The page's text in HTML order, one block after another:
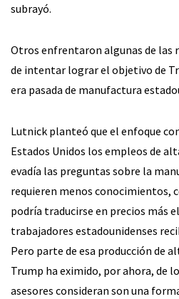
subrayó.
Otros enfrentaron algunas de las
de intentar lograr el objetivo de
era pasada de manufactura
Lutnick planteó que el enfoque
Estados Unidos los empleos de
evadía las preguntas sobre la
requieren menos conocimientos,
podría traducirse en precios más
trabajadores estadounidenses
Pero parte de esa producción de
Trump ha eximido, por ahora, de
asesores consideran son una